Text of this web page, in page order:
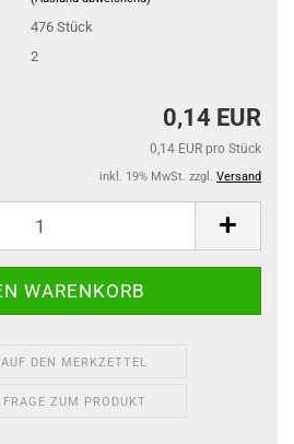
476 Stück
2
0,14 EUR
0,14 EUR pro Stück
inkl. 19% MwSt. zzgl. Versand
AUF DEN MERKZETTEL
FRAGE ZUM PRODUKT